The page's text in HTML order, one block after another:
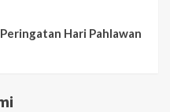
Hari Pahlawan